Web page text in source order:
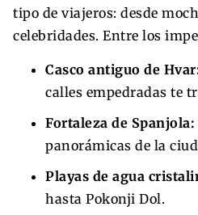
tipo de viajeros: desde
celebridades. Entre los
Casco antiguo de
calles empedradas te
Fortaleza de Spanjola:
panorámicas de la
Playas de agua
hasta Pokonji Dol.